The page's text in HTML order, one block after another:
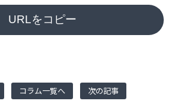
URLをコピー
コラム一覧へ 次の記事